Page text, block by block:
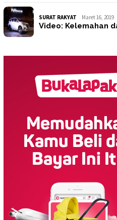
SURAT RAKYAT Maret 16, 2019
Video: Kelemahan